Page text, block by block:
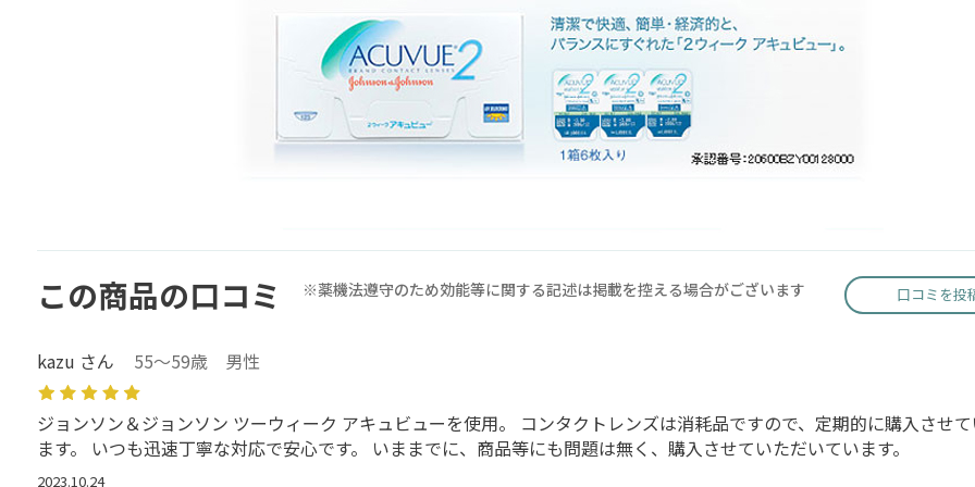
この商品の口コミ ※薬機法遵守のため効能等に関する記述は掲載を控える場合がございます 口コミを投
kazu さん 55～59歳 男性
ジョンソン＆ジョンソン ツーウィーク アキュビューを使用。 コンタクトレンズは消耗品ですので、定期的に購入させ
ます。 いつも迅速丁寧な対応で安心です。 いままでに、商品等にも問題は無く、購入させていただいています。
2023.10.24